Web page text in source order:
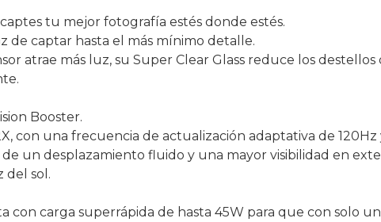
tu mejor fotografía estés donde estés.
de captar hasta el más mínimo detalle.
atrae más luz, su Super Clear Glass reduce los
Booster.
con una frecuencia de actualización adaptativa de 120Hz
un desplazamiento fluido y una mayor visibilidad en
del sol.
con carga superrápida de hasta 45W para que con solo